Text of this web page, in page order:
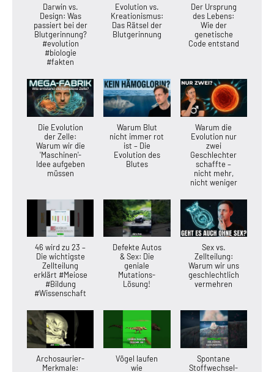
Darwin vs.
Design: Was
passiert bei der
Blutgerinnung?
#evolution
#biologie
#fakten
Evolution vs.
Kreationismus:
Das Rätsel der
Blutgerinnung
Der Ursprung
des Lebens:
Wie der
genetische
Code entstand
Die Evolution
der Zelle:
Warum wir die
'Maschinen'-
Idee aufgeben
müssen
Warum Blut
nicht immer rot
ist – Die
Evolution des
Blutes
Warum die
Evolution nur
zwei
Geschlechter
schaffte –
nicht mehr,
nicht weniger
46 wird zu 23 –
Die wichtigste
Zellteilung
erklärt #Meiose
#Bildung
#Wissenschaft
Defekte Autos
& Sex: Die
geniale
Mutations-
Lösung!
Sex vs.
Zellteilung:
Warum wir uns
geschlechtlich
vermehren
Archosaurier-
Merkmale:
Vögel laufen
wie
Spontane
Stoffwechsel-